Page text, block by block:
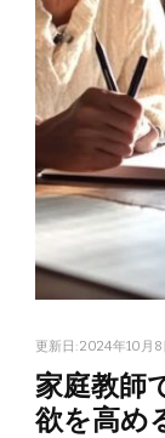
更新日:2024年10月8
家庭教師
欲を高め